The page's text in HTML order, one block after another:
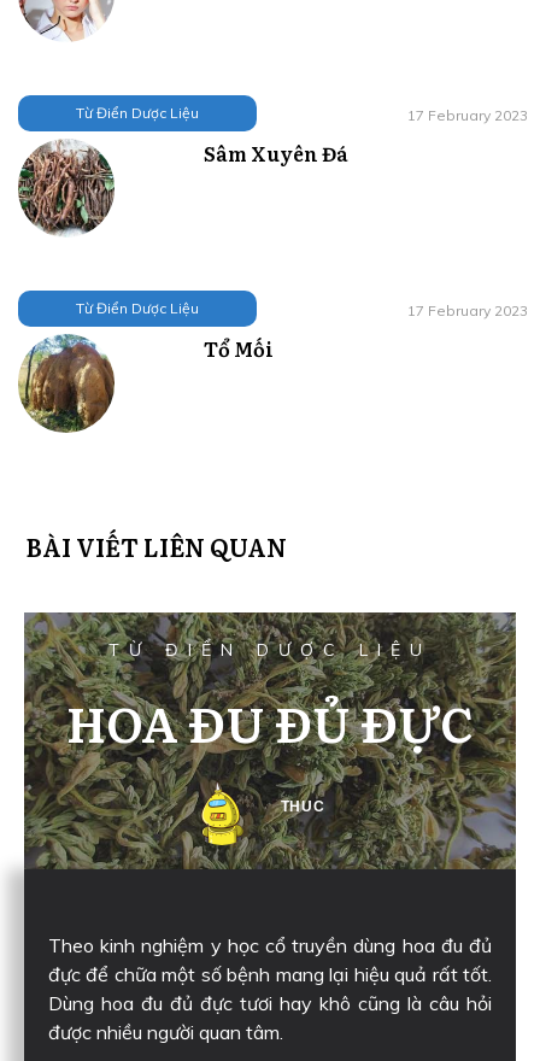
Từ Điển Dược Liệu 17 February 2023
Sâm Xuyên Đá
Từ Điển Dược Liệu 17 February 2023
Tổ Mối
BÀI VIẾT LIÊN QUAN
TỪ ĐIỂN DƯỢC LIỆU
HOA ĐU ĐỦ ĐỰC
THUC
Theo kinh nghiệm y học cổ truyền dùng hoa đu đủ
đực để chữa một số bệnh mang lại hiệu quả rất tốt.
Dùng hoa đu đủ đực tươi hay khô cũng là câu hỏi
được nhiều người quan tâm.